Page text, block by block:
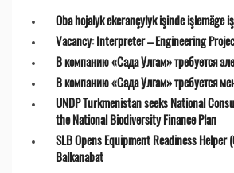
Oba hojalyk ekerançylyk işinde işlemäge
Vacancy: Interpreter – Engineering
В компанию «Сада Улгам» требуется
В компанию «Сада Улгам» требуется
UNDP Turkmenistan seeks National
the National Biodiversity Finance Plan
SLB Opens Equipment Readiness
Balkanabat